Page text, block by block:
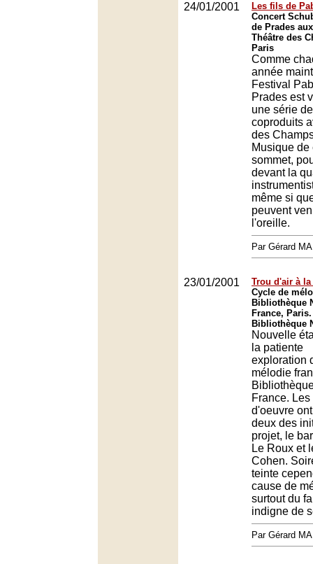
24/01/2001
Les fils de
Concert
de Prades
Théâtre des
Paris
Comme
année
Festival
Prades est
une série
coproduits
des
Musique de
sommet,
devant la
même si
peuvent
l'oreille.
Par Gérard
23/01/2001
Trou d'air à la
Cycle de
Bibliothèque
France, Paris.
Bibliothèque
Nouvelle
la patiente
exploration
mélodie
France.
d'oeuvre
deux des
projet, le
Le Roux et
Cohen.
teinte
cause de
surtout du
indigne de
Par Gérard